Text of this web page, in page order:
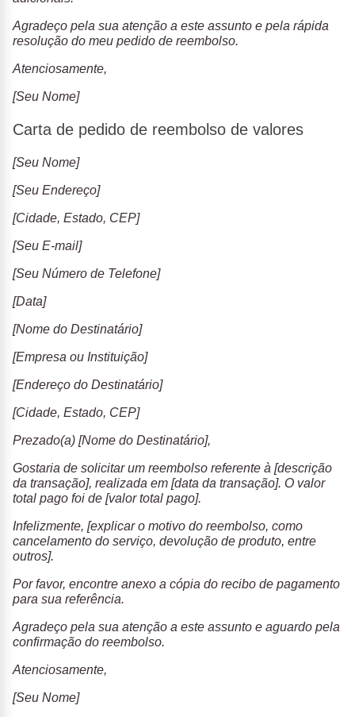
Agradeço pela sua atenção a este assunto e pela rápida
resolução do meu pedido de reembolso.
Atenciosamente,
[Seu Nome]
Carta de pedido de reembolso de valores
[Seu Nome]
[Seu Endereço]
[Cidade, Estado, CEP]
[Seu E-mail]
[Seu Número de Telefone]
[Data]
[Nome do Destinatário]
[Empresa ou Instituição]
[Endereço do Destinatário]
[Cidade, Estado, CEP]
Prezado(a) [Nome do Destinatário],
Gostaria de solicitar um reembolso referente à [descrição
da transação], realizada em [data da transação]. O valor
total pago foi de [valor total pago].
Infelizmente, [explicar o motivo do reembolso, como
cancelamento do serviço, devolução de produto, entre
outros].
Por favor, encontre anexo a cópia do recibo de pagamento
para sua referência.
Agradeço pela sua atenção a este assunto e aguardo pela
confirmação do reembolso.
Atenciosamente,
[Seu Nome]